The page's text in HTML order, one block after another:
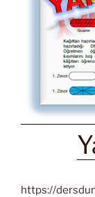
https://